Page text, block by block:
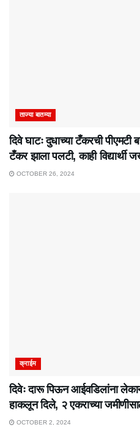
ताज्या बातम्या
दिवे घाटः दुधाच्या टँकरची
टँकर झाला पलटी, काही विद्यार्थी
OCTOBER 26, 2024
क्राईम
दिवेः दारू पिऊन आईवडिलांना
हाकलून दिले, २ एकराच्या
OCTOBER 2, 2024